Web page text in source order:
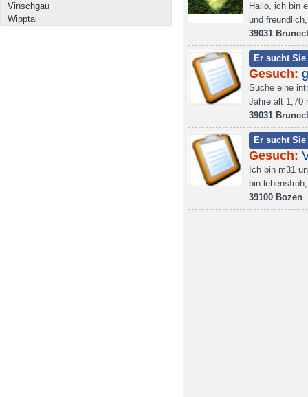
Vinschgau
Wipptal
Hallo, ich bin
und
39031
Er sucht Sie
Gesuch:
Suche eine
Jahre alt 1,70
39031
Er sucht Sie
Gesuch:
Ich bin m31
bin
39100 Bozen